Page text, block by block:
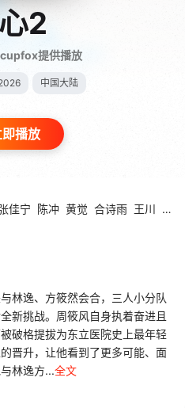
2
提供播放
中国大陆
即播放
佳宁 陈冲 黄觉 合诗雨 王川 孙
林逸、方筱然会合，三人小分队
新挑战。周筱风自身执着奋进且
破格提拔为东立医院史上最年轻
晋升，让他看到了更多可能、面
林逸方...全文